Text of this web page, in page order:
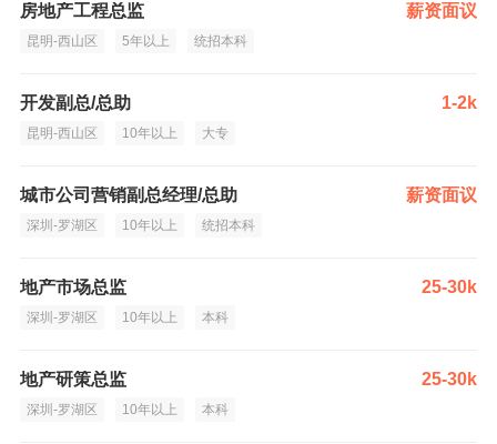
房地产工程总监 薪资面议
昆明-西山区 5年以上 统招本科
开发副总/总助 1-2k
昆明-西山区 10年以上 大专
城市公司营销副总经理/总助 薪资面议
深圳-罗湖区 10年以上 统招本科
地产市场总监 25-30k
深圳-罗湖区 10年以上 本科
地产研策总监 25-30k
深圳-罗湖区 10年以上 本科